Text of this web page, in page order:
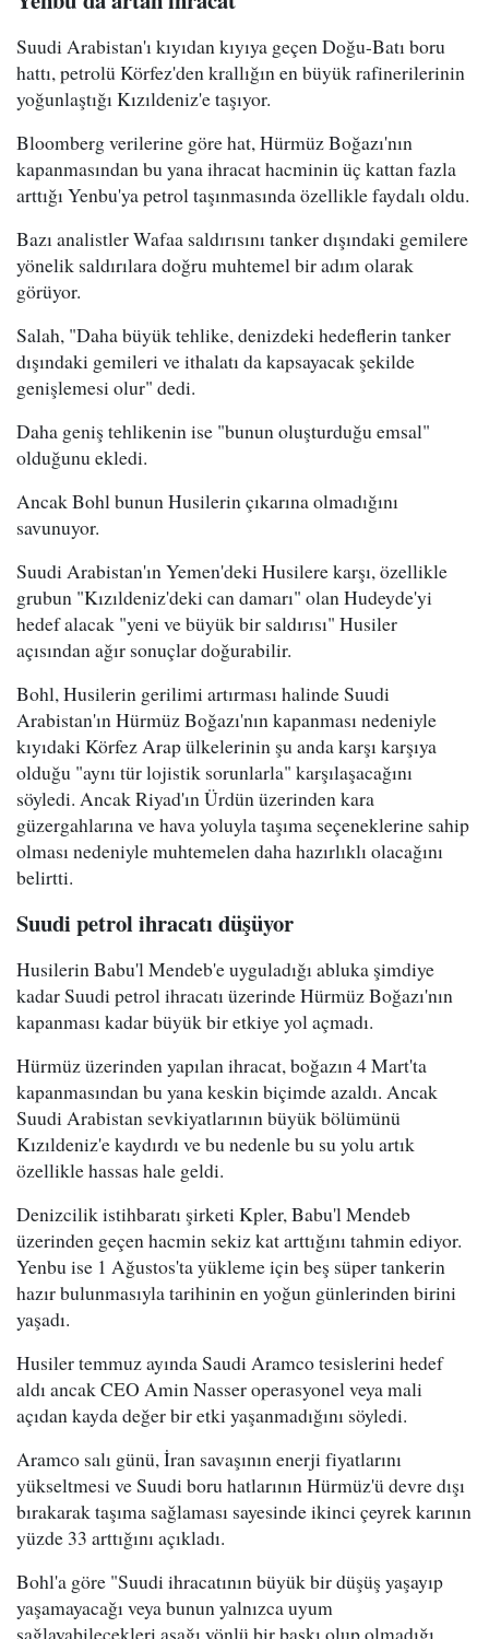
Suudi Arabistan'ı kıyıdan kıyıya geçen Doğu-Batı boru
hattı, petrolü Körfez'den krallığın en büyük rafinerilerinin
yoğunlaştığı Kızıldeniz'e taşıyor.
Bloomberg verilerine göre hat, Hürmüz Boğazı'nın
kapanmasından bu yana ihracat hacminin üç kattan fazla
arttığı Yenbu'ya petrol taşınmasında özellikle faydalı oldu.
Bazı analistler Wafaa saldırısını tanker dışındaki gemilere
yönelik saldırılara doğru muhtemel bir adım olarak
görüyor.
Salah, "Daha büyük tehlike, denizdeki hedeflerin tanker
dışındaki gemileri ve ithalatı da kapsayacak şekilde
genişlemesi olur" dedi.
Daha geniş tehlikenin ise "bunun oluşturduğu emsal"
olduğunu ekledi.
Ancak Bohl bunun Husilerin çıkarına olmadığını
savunuyor.
Suudi Arabistan'ın Yemen'deki Husilere karşı, özellikle
grubun "Kızıldeniz'deki can damarı" olan Hudeyde'yi
hedef alacak "yeni ve büyük bir saldırısı" Husiler
açısından ağır sonuçlar doğurabilir.
Bohl, Husilerin gerilimi artırması halinde Suudi
Arabistan'ın Hürmüz Boğazı'nın kapanması nedeniyle
kıyıdaki Körfez Arap ülkelerinin şu anda karşı karşıya
olduğu "aynı tür lojistik sorunlarla" karşılaşacağını
söyledi. Ancak Riyad'ın Ürdün üzerinden kara
güzergahlarına ve hava yoluyla taşıma seçeneklerine sahip
olması nedeniyle muhtemelen daha hazırlıklı olacağını
belirtti.
Suudi petrol ihracatı düşüyor
Husilerin Babu'l Mendeb'e uyguladığı abluka şimdiye
kadar Suudi petrol ihracatı üzerinde Hürmüz Boğazı'nın
kapanması kadar büyük bir etkiye yol açmadı.
Hürmüz üzerinden yapılan ihracat, boğazın 4 Mart'ta
kapanmasından bu yana keskin biçimde azaldı. Ancak
Suudi Arabistan sevkiyatlarının büyük bölümünü
Kızıldeniz'e kaydırdı ve bu nedenle bu su yolu artık
özellikle hassas hale geldi.
Denizcilik istihbaratı şirketi Kpler, Babu'l Mendeb
üzerinden geçen hacmin sekiz kat arttığını tahmin ediyor.
Yenbu ise 1 Ağustos'ta yükleme için beş süper tankerin
hazır bulunmasıyla tarihinin en yoğun günlerinden birini
yaşadı.
Husiler temmuz ayında Saudi Aramco tesislerini hedef
aldı ancak CEO Amin Nasser operasyonel veya mali
açıdan kayda değer bir etki yaşanmadığını söyledi.
Aramco salı günü, İran savaşının enerji fiyatlarını
yükseltmesi ve Suudi boru hatlarının Hürmüz'ü devre dışı
bırakarak taşıma sağlaması sayesinde ikinci çeyrek karının
yüzde 33 arttığını açıkladı.
Bohl'a göre "Suudi ihracatının büyük bir düşüş yaşayıp
yaşamayacağı veya bunun yalnızca uyum
sağlayabilecekleri aşağı yönlü bir baskı olup olmadığı